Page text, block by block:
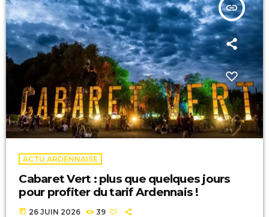
insert_link
ACTU ARDENNAISE
Cabaret Vert : plus que quelques jours
pour profiter du tarif Ardennais !
today 26 JUIN 2026 39